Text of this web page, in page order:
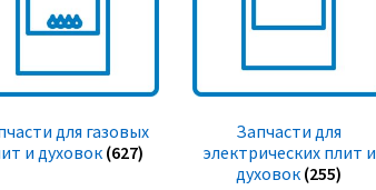
для газовых
и духовок (627)
Запчасти для
электрических плит и
духовок (255)